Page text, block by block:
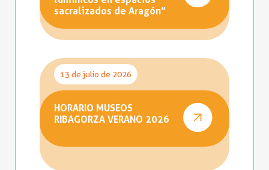
sacralizados de Aragón”
13 de julio de 2026
HORARIO MUSEOS
RIBAGORZA VERANO 2026